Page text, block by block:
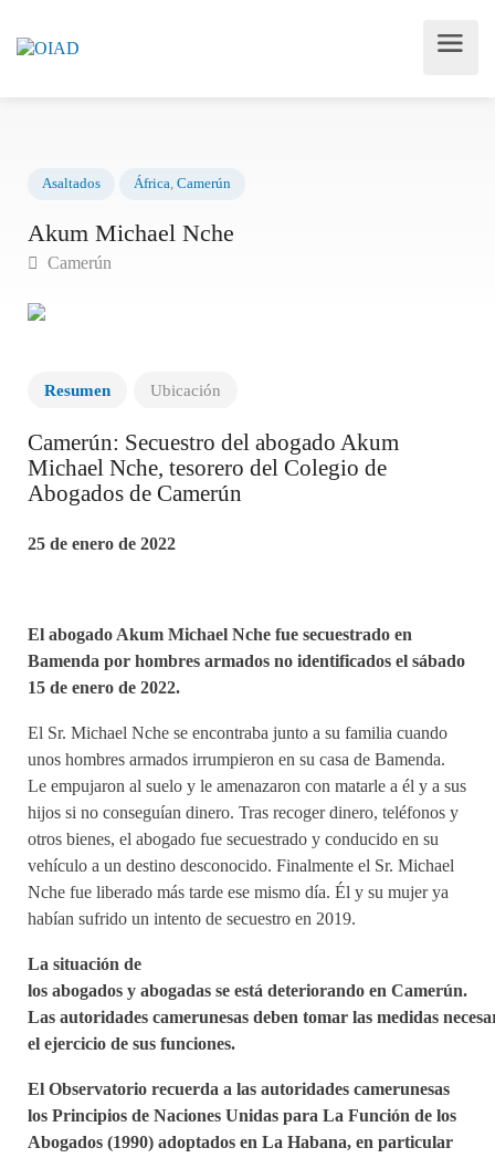
Akum Michael Nche
Resumen Ubicación
Camerún: Secuestro del abogado Akum
Michael Nche, tesorero del Colegio de
Abogados de Camerún
25 de enero de 2022
El abogado Akum Michael Nche fue secuestrado en
Bamenda por hombres armados no identificados el sábado
15 de enero de 2022.
El Sr. Michael Nche se encontraba junto a su familia cuando
unos hombres armados irrumpieron en su casa de Bamenda.
Le empujaron al suelo y le amenazaron con matarle a él y a sus
hijos si no conseguían dinero. Tras recoger dinero, teléfonos y
otros bienes, el abogado fue secuestrado y conducido en su
vehículo a un destino desconocido. Finalmente el Sr. Michael
Nche fue liberado más tarde ese mismo día. Él y su mujer ya
habían sufrido un intento de secuestro en 2019.
La situación de
los abogados y abogadas se está deteriorando en Camerún.
Las autoridades camerunesas deben tomar las medidas
el ejercicio de sus funciones.
El Observatorio recuerda a las autoridades camerunesas
los Principios de Naciones Unidas para La Función de los
Abogados (1990) adoptados en La Habana, en particular